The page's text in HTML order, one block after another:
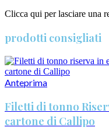
Clicca qui per lasciare una
prodotti consigliati
Anteprima
Filetti di tonno
cartone di Callipo